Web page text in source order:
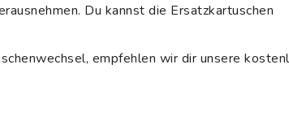
Du kannst die Ersatzkartuschen
empfehlen wir dir unsere